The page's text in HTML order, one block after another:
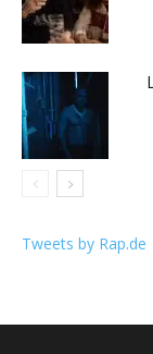
Tweets by Rap.de